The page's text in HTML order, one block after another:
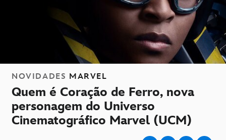
NOVIDADES MARVEL
Quem é Coração de Ferro, nova
personagem do Universo
Cinematográfico Marvel (UCM)